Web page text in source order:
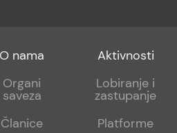
O nama
Organi
saveza
Članice
Footer
sub
Aktivnosti
Lobiranje i
zastupanje
Platforme